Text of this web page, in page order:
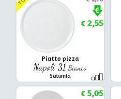
Piatto pizza
Napoli 31Bianco
Saturnia
€2,55
€5,05